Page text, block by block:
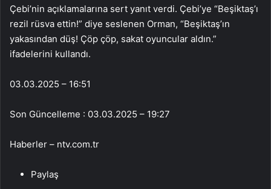
Çebi’nin açıklamalarına sert yanıt verdi. Çebi’ye “Beşiktaş’ı
rezil rüsva ettin!” diye seslenen Orman, “Beşiktaş’ın
yakasından düş! Çöp çöp, sakat oyuncular aldın.”
ifadelerini kullandı.
03.03.2025 – 16:51
Son Güncelleme : 03.03.2025 – 19:27
Haberler – ntv.com.tr
Paylaş